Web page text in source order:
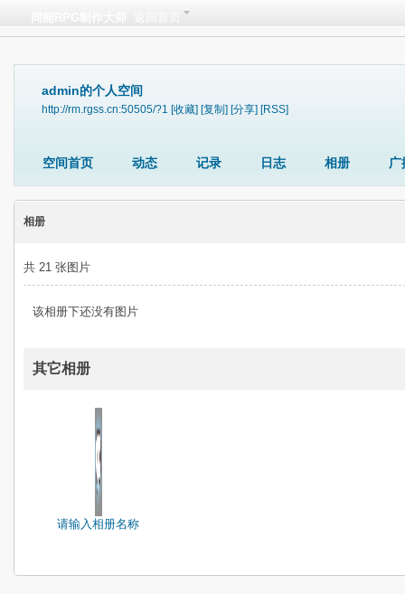
admin的个人空间
http://rm.rgss.cn:50505/?1 [收藏] [复制] [分享] [RSS]
空间首页 动态 记录 日志 相册 广
相册
共 21 张图片
该相册下还没有图片
其它相册
请输入相册名称